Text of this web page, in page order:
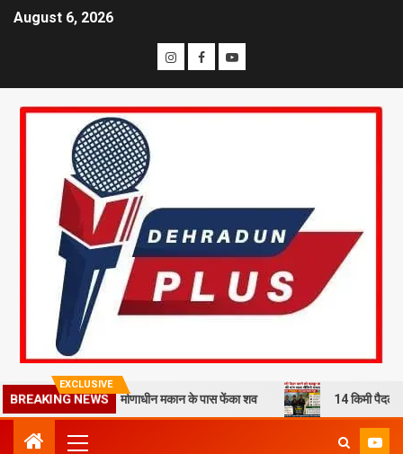
August 6, 2026
EXCLUSIVE
BREAKING NEWS
से हत्या कर निर्माणाधीन मकान के पास फेंका शव 14 किमी पैदल चलने को